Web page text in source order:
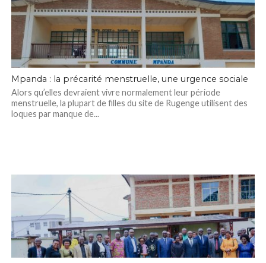
Mpanda : la précarité menstruelle, une urgence sociale
Alors qu’elles devraient vivre normalement leur période
menstruelle, la plupart de filles du site de Rugenge utilisent des
loques par manque de...